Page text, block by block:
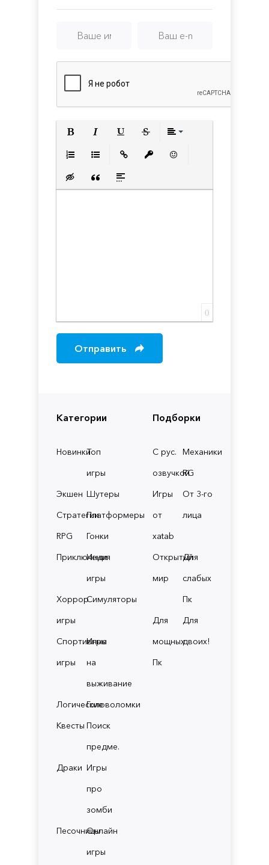
Категории
НовинкиТоп
игры
Экшен Шутеры
СтратегииПлатформеры
RPG
Гонки
Приключения
Инди
игры
Хоррор
игры
Симуляторы
Спортивные
игры
Игры
на
выживание
ЛогическиеГоловоломки
Квесты Поиск
предме.
Драки Игры
про
зомби
ПесочницыОнлайн
игры
Подборки
С рус.
озвучкой
Механики
RG
Игры
от
xatab
От 3-го
лица
Открытый
мир
Для
слабых
Пк
Для
мощных
Пк
Для
двоих!
Вставка скрытого текста
Вставка цитаты
Вставка спойлера
0
Отправить